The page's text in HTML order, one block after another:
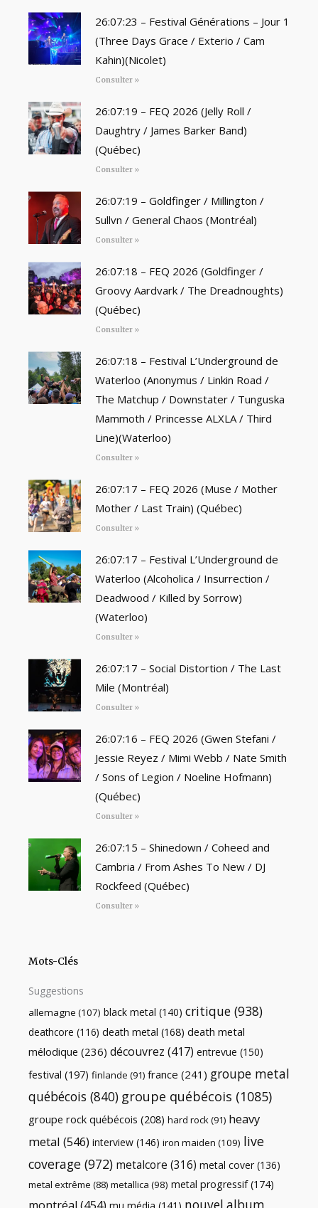
26:07:23 – Festival Générations – Jour 1
(Three Days Grace / Exterio / Cam
Kahin)(Nicolet)
Consulter »
26:07:19 – FEQ 2026 (Jelly Roll /
Daughtry / James Barker Band)
(Québec)
Consulter »
26:07:19 – Goldfinger / Millington /
Sullvn / General Chaos (Montréal)
Consulter »
26:07:18 – FEQ 2026 (Goldfinger /
Groovy Aardvark / The Dreadnoughts)
(Québec)
Consulter »
26:07:18 – Festival L’Underground de
Waterloo (Anonymus / Linkin Road /
The Matchup / Downstater / Tunguska
Mammoth / Princesse ALXLA / Third
Line)(Waterloo)
Consulter »
26:07:17 – FEQ 2026 (Muse / Mother
Mother / Last Train) (Québec)
Consulter »
26:07:17 – Festival L’Underground de
Waterloo (Alcoholica / Insurrection /
Deadwood / Killed by Sorrow)
(Waterloo)
Consulter »
26:07:17 – Social Distortion / The Last
Mile (Montréal)
Consulter »
26:07:16 – FEQ 2026 (Gwen Stefani /
Jessie Reyez / Mimi Webb / Nate Smith
/ Sons of Legion / Noeline Hofmann)
(Québec)
Consulter »
26:07:15 – Shinedown / Coheed and
Cambria / From Ashes To New / DJ
Rockfeed (Québec)
Consulter »
Mots-Clés
Suggestions
allemagne (107) black metal (140) critique (938)
deathcore (116) death metal (168) death metal
mélodique (236) découvrez (417) entrevue (150)
festival (197) finlande (91) france (241) groupe metal
québécois (840) groupe québécois (1085)
groupe rock québécois (208) hard rock(91) heavy
metal (546) interview (146) iron maiden (109) live
coverage (972) metalcore (316) metal cover (136)
metal extrême (88) metallica (98) metal progressif(174)